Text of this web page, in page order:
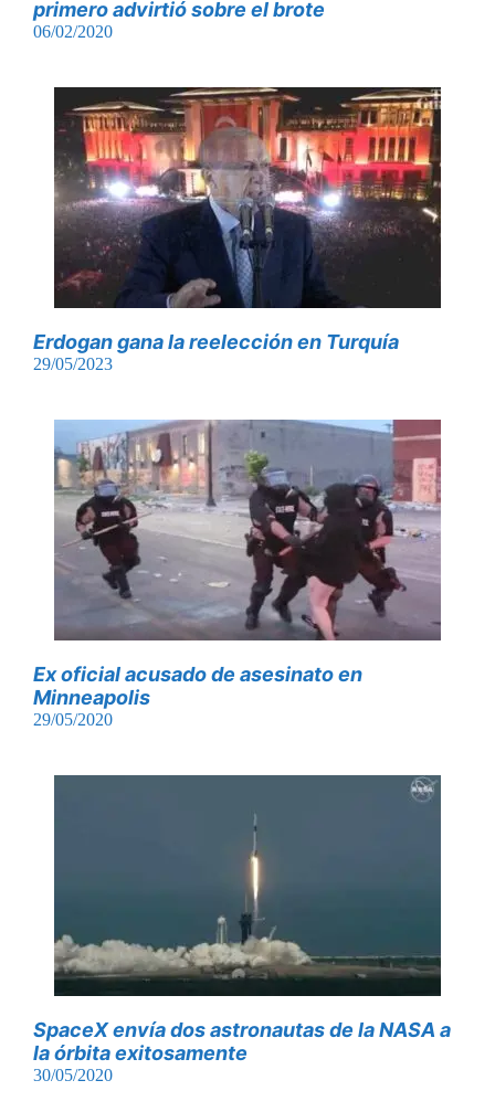
primero advirtió sobre el brote
06/02/2020
Erdogan gana la reelección en Turquía
29/05/2023
Ex oficial acusado de asesinato en
Minneapolis
29/05/2020
SpaceX envía dos astronautas de la NASA a
la órbita exitosamente
30/05/2020